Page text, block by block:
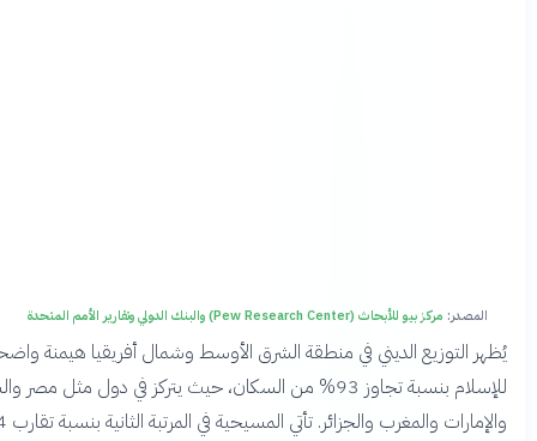
مركز بيو للأبحاث (Pew Research Center) والبنك الدولي وتقارير الأمم المتحدة
الديني في منطقة الشرق الأوسط وشمال أفريقيا هيمنة واضحة
للإسلام بنسبة تجاوز 93% من السكان، حيث يتركز في دول مثل مصر والسعودية
والإمارات والمغرب والجزائر. تأتي المسيحية في المرتبة الثانية بنسبة تقارب 4%